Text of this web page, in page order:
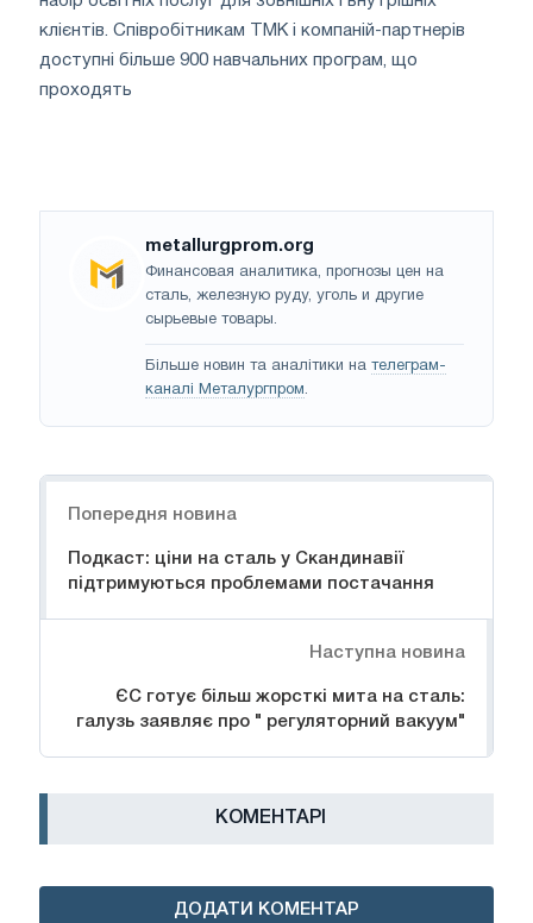
клієнтів. Співробітникам ТМК і компаній-партнерів
доступні більше 900 навчальних програм, що
проходять
metallurgprom.org
Финансовая аналитика, прогнозы цен на
сталь, железную руду, уголь и другие
сырьевые товары.
Більше новин та аналітики на телеграм-
каналі Металургпром.
Попередня новина
Подкаст: ціни на сталь у Скандинавії
підтримуються проблемами постачання
Наступна новина
ЄС готує більш жорсткі мита на сталь:
галузь заявляє про " регуляторний вакуум"
КОМЕНТАРІ
ДОДАТИ КОМЕНТАР